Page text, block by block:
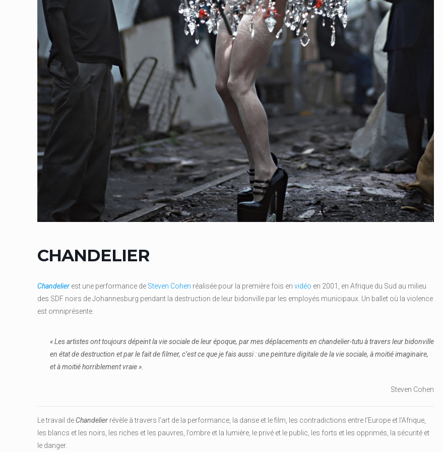
CHANDELIER
Chandelier est une performance de Steven Cohen réalisée pour la première fois en vidéo en 2001, en Afrique du Sud au milieu
des SDF noirs de Johannesburg pendant la destruction de leur bidonville par les employés municipaux. Un ballet où la violence
est omniprésente.
« Les artistes ont toujours dépeint la vie sociale de leur époque, par mes déplacements en chandelier-tutu à travers leur bidonville
en état de destruction et par le fait de filmer, c’est ce que je fais aussi : une peinture digitale de la vie sociale, à moitié imaginaire,
et à moitié horriblement vraie ».
Steven Cohen
Le travail de Chandelier révèle à travers l’art de la performance, la danse et le film, les contradictions entre l’Europe et l’Afrique,
les blancs et les noirs, les riches et les pauvres, l’ombre et la lumière, le privé et le public, les forts et les opprimés, la sécurité et
le danger.